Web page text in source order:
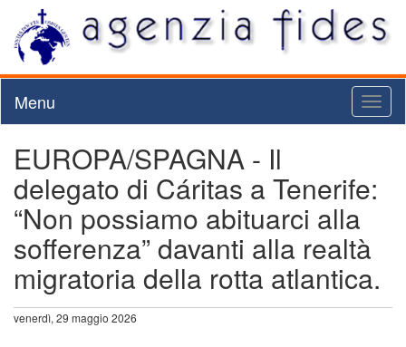
Menu
EUROPA/SPAGNA - Il
delegato di Cáritas a Tenerife:
“Non possiamo abituarci alla
sofferenza” davanti alla realtà
migratoria della rotta atlantica.
venerdì, 29 maggio 2026